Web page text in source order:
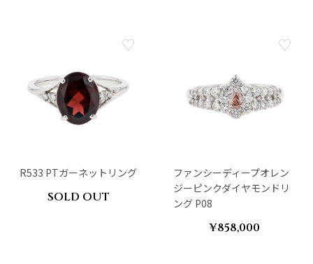
R533 PTガーネットリング
SOLD OUT
ファンシーディープオレン
ジーピンクダイヤモンドリ
ング P08
¥858,000